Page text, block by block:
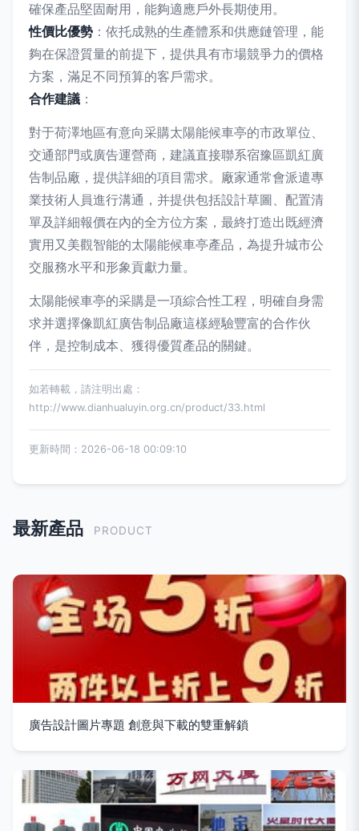
確保產品堅固耐用，能夠適應戶外長期使用。
性價比優勢 ：依托成熟的生產體系和供應鏈管理，能
夠在保證質量的前提下，提供具有市場競爭力的價格
方案，滿足不同預算的客戶需求。
合作建議 ：
對于荷澤地區有意向采購太陽能候車亭的市政單位、
交通部門或廣告運營商，建議直接聯系宿豫區凱紅廣
告制品廠，提供詳細的項目需求。廠家通常會派遣專
業技術人員進行溝通，并提供包括設計草圖、配置清
單及詳細報價在內的全方位方案，最終打造出既經濟
實用又美觀智能的太陽能候車亭產品，為提升城市公
交服務水平和形象貢獻力量。
太陽能候車亭的采購是一項綜合性工程，明確自身需
求并選擇像凱紅廣告制品廠這樣經驗豐富的合作伙
伴，是控制成本、獲得優質產品的關鍵。
如若轉載，請注明出處：
http://www.dianhualuyin.org.cn/product/33.html
更新時間：2026-06-18 00:09:10
最新產品 PRODUCT
廣告設計圖片專題 創意與下載的雙重解鎖